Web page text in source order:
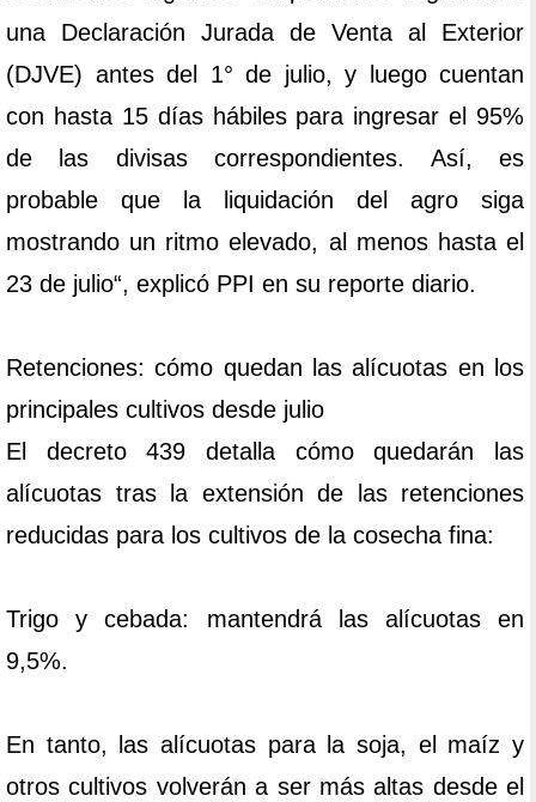
una Declaración Jurada de Venta al Exterior
(DJVE) antes del 1° de julio, y luego cuentan
con hasta 15 días hábiles para ingresar el 95%
de las divisas correspondientes. Así, es
probable que la liquidación del agro siga
mostrando un ritmo elevado, al menos hasta el
23 de julio“, explicó PPI en su reporte diario.
Retenciones: cómo quedan las alícuotas en los
principales cultivos desde julio
El decreto 439 detalla cómo quedarán las
alícuotas tras la extensión de las retenciones
reducidas para los cultivos de la cosecha fina:
Trigo y cebada: mantendrá las alícuotas en
9,5%.
En tanto, las alícuotas para la soja, el maíz y
otros cultivos volverán a ser más altas desde el